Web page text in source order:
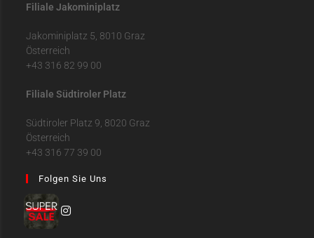
Filiale Jakominiplatz
Jakominiplatz 5, 8010 Graz
Österreich
+43 316 82 99 00
Filiale Südtiroler Platz
Südtiroler Platz 9, 8020 Graz
Österreich
+43 316 77 39 00
Folgen Sie Uns